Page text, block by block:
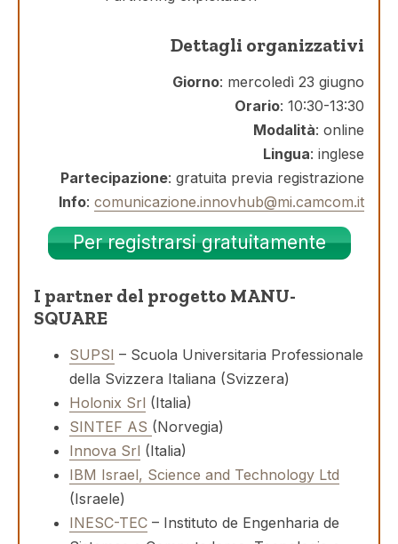
Dettagli organizzativi
Giorno: mercoledì 23 giugno
Orario: 10:30-13:30
Modalità: online
Lingua: inglese
Partecipazione: gratuita previa registrazione
Info: comunicazione.innovhub@mi.camcom.it
Per registrarsi gratuitamente
I partner del progetto MANU-
SQUARE
SUPSI – Scuola Universitaria Professionale
della Svizzera Italiana (Svizzera)
Holonix Srl (Italia)
SINTEF AS (Norvegia)
Innova Srl (Italia)
IBM Israel, Science and Technology Ltd
(Israele)
INESC-TEC – Instituto de Engenharia de